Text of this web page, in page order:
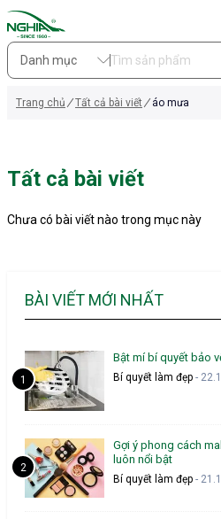
Danh mục
Trang chủ Tất cả bài viết áo mưa
Tất cả bài viết
Chưa có bài viết nào trong mục này
BÀI VIẾT MỚI NHẤT
Bật mí bí quyết bảo
Bí quyết làm đẹp -
Gợi ý phong cách
luôn nổi bật
Bí quyết làm đẹp -